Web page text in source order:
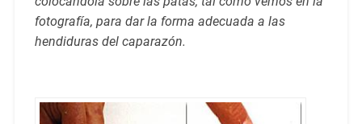
fotografía, para dar la forma adecuada a las
hendiduras del caparazón.